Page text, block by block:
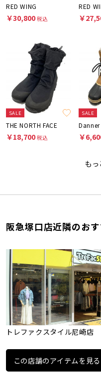
RED WING
￥30,800税込
RED
￥
SALE
THE NORTH FACE
￥18,700税込
SALE
Danner
￥
もっ
阪急塚口店近隣のお
トレファクスタイル尼崎店
この店舗のアイテムを見る